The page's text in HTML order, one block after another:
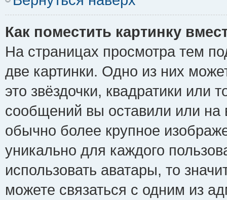
Как поместить картинку
На страницах просмотра тем
две картинки. Одно из них
это звёздочки, квадратики или
сообщений вы оставили или
обычно более крупное
уникально для каждого
использовать аватары, то
можете связаться с одним из